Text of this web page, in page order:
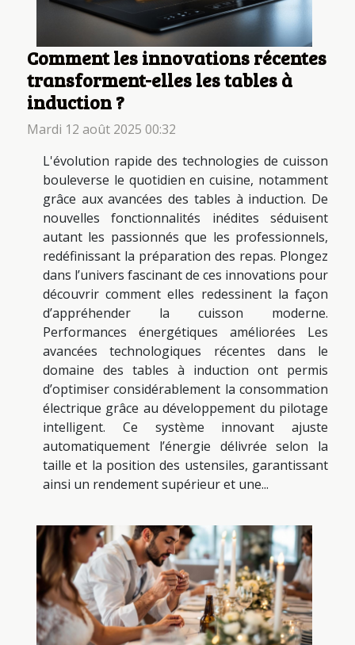
Comment les innovations récentes
transforment-elles les tables à
induction ?
Mardi 12 août 2025 00:32
L'évolution rapide des technologies de cuisson
bouleverse le quotidien en cuisine, notamment
grâce aux avancées des tables à induction. De
nouvelles fonctionnalités inédites séduisent
autant les passionnés que les professionnels,
redéfinissant la préparation des repas. Plongez
dans l’univers fascinant de ces innovations pour
découvrir comment elles redessinent la façon
d’appréhender la cuisson moderne.
Performances énergétiques améliorées Les
avancées technologiques récentes dans le
domaine des tables à induction ont permis
d’optimiser considérablement la consommation
électrique grâce au développement du pilotage
intelligent. Ce système innovant ajuste
automatiquement l’énergie délivrée selon la
taille et la position des ustensiles, garantissant
ainsi un rendement supérieur et une...